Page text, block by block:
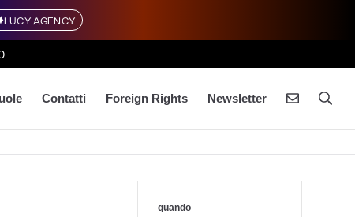
LUCY AGENCY
Contatti Foreign Rights Newsletter
quando